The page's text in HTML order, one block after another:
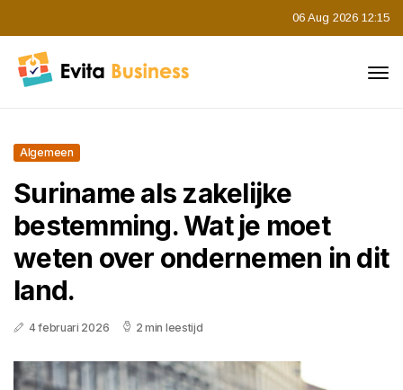
06 Aug 2026 12:15
Algemeen
Suriname als zakelijke
bestemming. Wat je moet
weten over ondernemen in dit
land.
4 februari 2026 2 min leestijd